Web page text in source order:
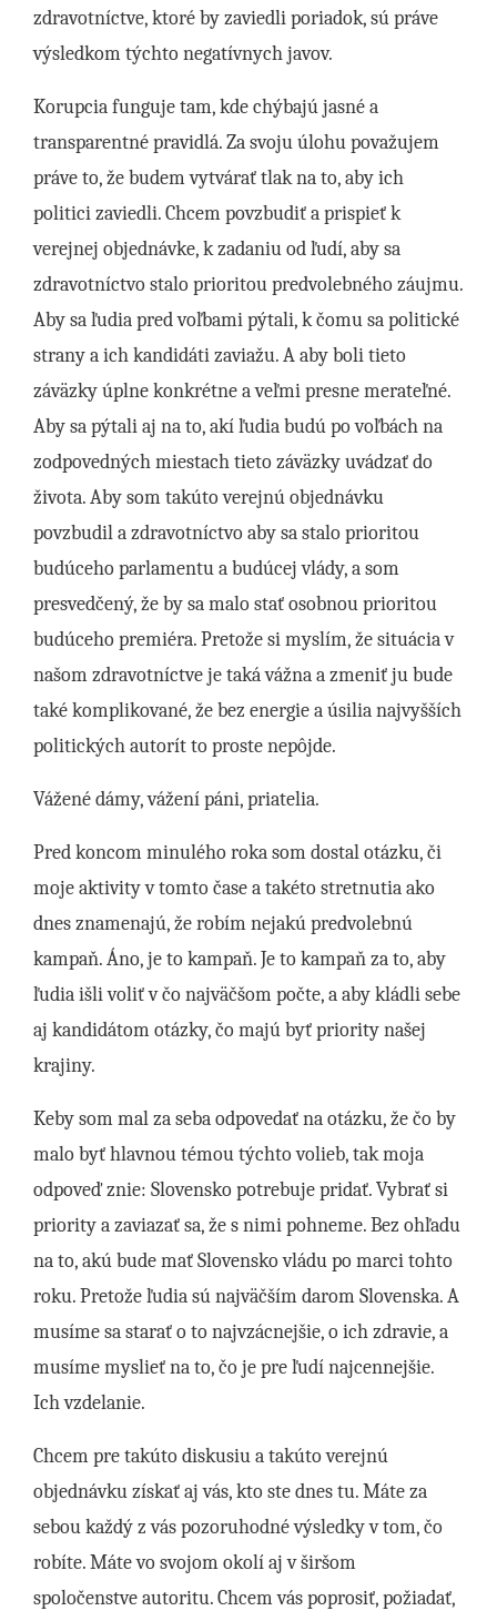
zdravotníctve, ktoré by zaviedli poriadok, sú práve
výsledkom týchto negatívnych javov.
Korupcia funguje tam, kde chýbajú jasné a
transparentné pravidlá. Za svoju úlohu považujem
práve to, že budem vytvárať tlak na to, aby ich
politici zaviedli. Chcem povzbudiť a prispieť k
verejnej objednávke, k zadaniu od ľudí, aby sa
zdravotníctvo stalo prioritou predvolebného záujmu.
Aby sa ľudia pred voľbami pýtali, k čomu sa politické
strany a ich kandidáti zaviažu. A aby boli tieto
záväzky úplne konkrétne a veľmi presne merateľné.
Aby sa pýtali aj na to, akí ľudia budú po voľbách na
zodpovedných miestach tieto záväzky uvádzať do
života. Aby som takúto verejnú objednávku
povzbudil a zdravotníctvo aby sa stalo prioritou
budúceho parlamentu a budúcej vlády, a som
presvedčený, že by sa malo stať osobnou prioritou
budúceho premiéra. Pretože si myslím, že situácia v
našom zdravotníctve je taká vážna a zmeniť ju bude
také komplikované, že bez energie a úsilia najvyšších
politických autorít to proste nepôjde.
Vážené dámy, vážení páni, priatelia.
Pred koncom minulého roka som dostal otázku, či
moje aktivity v tomto čase a takéto stretnutia ako
dnes znamenajú, že robím nejakú predvolebnú
kampaň. Áno, je to kampaň. Je to kampaň za to, aby
ľudia išli voliť v čo najväčšom počte, a aby kládli sebe
aj kandidátom otázky, čo majú byť priority našej
krajiny.
Keby som mal za seba odpovedať na otázku, že čo by
malo byť hlavnou témou týchto volieb, tak moja
odpoveď znie: Slovensko potrebuje pridať. Vybrať si
priority a zaviazať sa, že s nimi pohneme. Bez ohľadu
na to, akú bude mať Slovensko vládu po marci tohto
roku. Pretože ľudia sú najväčším darom Slovenska. A
musíme sa starať o to najvzácnejšie, o ich zdravie, a
musíme myslieť na to, čo je pre ľudí najcennejšie.
Ich vzdelanie.
Chcem pre takúto diskusiu a takúto verejnú
objednávku získať aj vás, kto ste dnes tu. Máte za
sebou každý z vás pozoruhodné výsledky v tom, čo
robíte. Máte vo svojom okolí aj v širšom
spoločenstve autoritu. Chcem vás poprosiť, požiadať,